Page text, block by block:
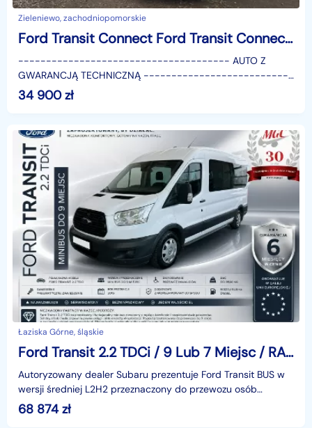
Zieleniewo, zachodniopomorskie
Ford Transit Connect Ford Transit Connect Webasto, 2xPDC
-------------------------------------- AUTO Z
GWARANCJĄ TECHNICZNĄ ---------------------------
------------* Kupujący zwolniony z opłaty skarbowej*
Możliwość prz
34 900zł
Łaziska Górne, śląskie
Ford Transit 2.2 TDCi / 9 Lub 7 Miejsc / RAMPA / Inwalidzi
Autoryzowany dealer Subaru prezentuje Ford Transit BUS w
wersji średniej L2H2 przeznaczony do przewozu osób
niepełnosprawnych czy dzieci .Świetny także jako baz
68 874zł